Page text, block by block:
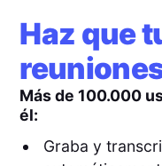
Haz que
Más de 100.000
él:
Graba y